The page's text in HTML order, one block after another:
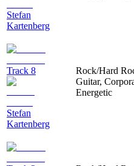
Stefan
Kartenberg
Track 8
Stefan
Kartenberg
Rock/Hard
Guitar,
Energetic